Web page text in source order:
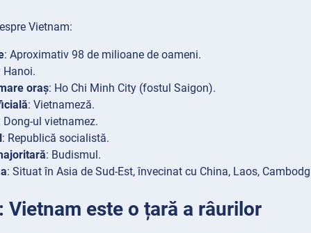
Vietnam:
: Aproximativ 98 de milioane de oameni.
Hanoi.
oraș: Ho Chi Minh City (fostul Saigon).
: Vietnameză.
Dong-ul vietnamez.
: Republică socialistă.
: Budismul.
: Situat în Asia de Sud-Est, învecinat cu China, Laos,
Vietnam este o țară a râurilor